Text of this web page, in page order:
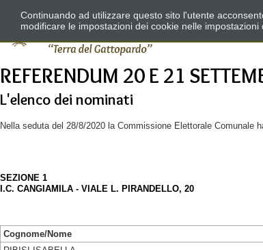
REFERENDUM 20 E 21
L'elenco dei nominati
Nella seduta del 28/8/2020 la Commissione Elettorale
SEZIONE 1
I.C. CANGIAMILA - VIALE L. PIRANDELLO, 20
Cognome/Nome
Continuando ad utilizzare questo sito l'utente
modificare le impostazioni dei cookie nelle